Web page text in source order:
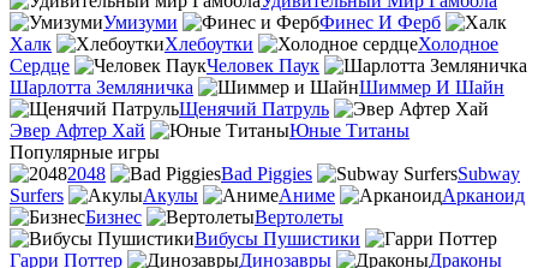
Умизуми
Финес И Ферб
Халк
Хлебоутки
Холодное
Сердце
Человек Паук
Шарлотта Земляничка
Шиммер И Шайн
Щенячий Патруль
Эвер Афтер Хай
Юные Титаны
Популярные игры
2048
Bad Piggies
Subway
Surfers
Акулы Аниме
Арканоид
Бизнес
Вертолеты
Вибусы Пушистики
Гарри Поттер
Динозавры
Драконы